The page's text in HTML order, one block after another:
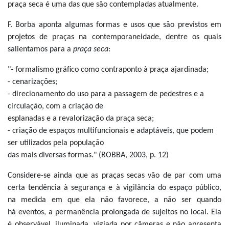
praça seca é uma das que são contempladas atualmente.
F. Borba aponta algumas formas e usos que são previstos em
projetos de praças na contemporaneidade, dentre os quais
salientamos para a praça seca:
"- formalismo gráfico como contraponto à praça ajardinada;
- cenarizações;
- direcionamento do uso para a passagem de pedestres e a
circulação, com a criação de
esplanadas e a revalorização da praça seca;
- criação de espaços multifuncionais e adaptáveis, que podem
ser utilizados pela população
das mais diversas formas." (ROBBA, 2003, p. 12)
Considere-se ainda que as praças secas vão de par com uma
certa tendência à segurança e à vigilância do espaço público,
na medida em que ela não favorece, a não ser quando
há eventos, a permanência prolongada de sujeitos no local. Ela